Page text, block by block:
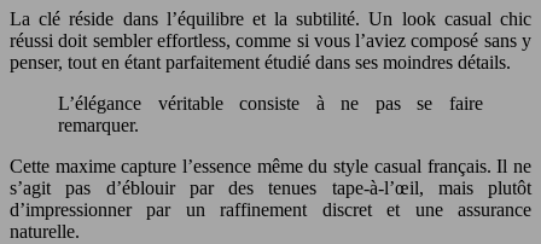
La clé réside dans l’équilibre et la subtilité. Un look casual chic
réussi doit sembler effortless, comme si vous l’aviez composé sans y
penser, tout en étant parfaitement étudié dans ses moindres détails.
L’élégance véritable consiste à ne pas se faire
remarquer.
Cette maxime capture l’essence même du style casual français. Il ne
s’agit pas d’éblouir par des tenues tape-à-l’œil, mais plutôt
d’impressionner par un raffinement discret et une assurance
naturelle.